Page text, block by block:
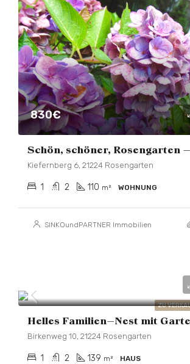
830€
Kiefernberg 6, 21224 Rosengarten
1 2 110 m² WOHNUNG
SINKOundPARTNER Immobilien
ZU
Helles Familien–Nest mit
Birkenweg 10, 21224 Rosengarten
1 2 139 m² HAUS